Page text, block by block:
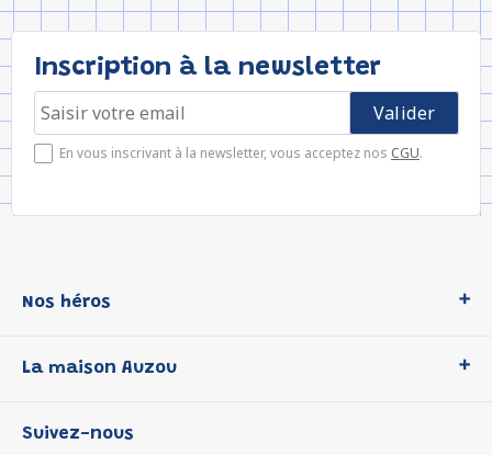
Inscription à la newsletter
En vous inscrivant à la newsletter, vous acceptez nos CGU.
Nos héros
P'tit Loup
Les Influenceuses
La maison Auzou
Notre histoire
Suivez-nous